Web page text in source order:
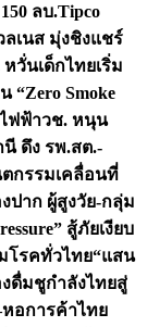
ลบ.Tipco
ลเนส มุ่งชิงแชร์
วั่นเด็กไทยเริ่ม
“Zero Smoke
ฟฟ้าวช. หนุน
ดึง รพ.สต.-
กรรมเคลื่อนที่
ปาก ผู้สูงวัย-กลุ่ม
สู้ภัยเงียบ
โรคทั่วไทย“แสน
งดื่มชูกำลังไทยสู่
อการค้าไทย